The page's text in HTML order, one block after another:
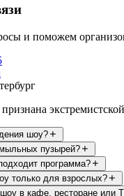
и поможем
шоу?
пузырей?
программа?
только для взрослых?
в кафе, ресторане или